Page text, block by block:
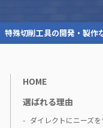
特殊切削工具の開発・製作
HOME
選ばれる理由
ダイレクトにニーズ